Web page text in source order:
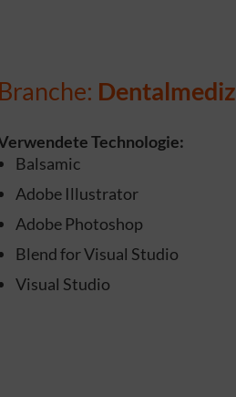
Branche:
Technologie:
Balsamic
Adobe Illustrator
Adobe Photoshop
Blend for Visual Studio
Visual Studio